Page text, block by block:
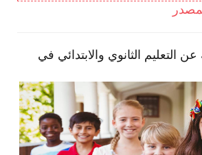
عن التعليم الثانوي والابتدائي في